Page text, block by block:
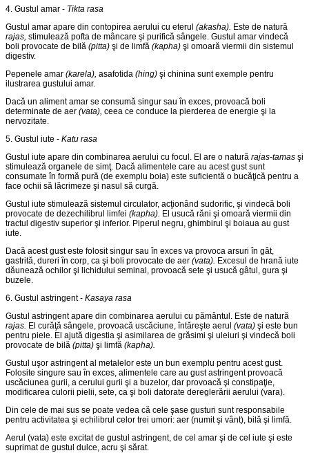
4. Gustul amar - Tikta rasa
Gustul amar apare din contopirea aerului cu eterul (akasha). Este de natură
rajas, stimulează pofta de mâncare şi purifică sân­gele. Gustul amar vindecă
boli provocate de bilă (pitta) şi de limfă (kapha) şi omoară viermii din sistemul
digestiv.
Pepenele amar (karela), asafotida (hing) şi chinina sunt exemple pentru
ilustrarea gustului amar.
Dacă un aliment amar se consumă singur sau în exces, pro­voacă boli
determinate de aer (vata), ceea ce conduce la pierderea de energie şi la
nervozitate.
5. Gustul iute - Katu rasa
Gustul iute apare din combinarea aerului cu focul. El are o natură rajas-tamas şi
stimulează organele de simţ. Dacă alimentele care au acest gust sunt
consumate în formă pură (de exemplu boia) este suficientă o bucăţică pentru a
face ochii să lăcrimeze şi nasul să curgă.
Gustul iute stimulează sistemul circulator, acţionând sudorific, şi vindecă boli
provocate de dezechilibrul limfei (kapha). El usucă răni şi omoară viermii din
tractul digestiv superior şi inferior. Piperul negru, ghimbirul şi boiaua au gust
iute.
Dacă acest gust este folosit singur sau în exces va provoca arsuri în gât,
gastrită, dureri în corp, ca şi boli provocate de aer (vata). Excesul de hrană iute
dăunează ochilor şi lichidului seminal, provoacă sete şi usucă gâtul, gura şi
buzele.
6. Gustul astringent - Kasaya rasa
Gustul astringent apare din combinarea aerului cu pământul. Este de natură
rajas. El curăţă sângele, provoacă uscăciune, întăreşte aerul (vata) şi este bun
pentru piele. El ajută digestia şi asimilarea de grăsimi şi uleiuri şi vindecă boli
provocate de bilă (pitta) şi limfă (kapha).
Gustul uşor astringent al metalelor este un bun exemplu pentru acest gust.
Folosite singure sau în exces, alimentele care au gust astringent provoacă
uscăciunea gurii, a cerului gurii şi a buzelor, dar provoacă şi constipaţie,
modificarea culorii pielii, sete, ca şi boli datorate dereglerării aerului (vara).
Din cele de mai sus se poate vedea că cele şase gusturi sunt responsabile
pentru activitatea şi echilibrul celor trei umori: aer (numit şi vânt), bilă şi limfă.
Aerul (vata) este excitat de gustul astringent, de cel amar şi de cel iute şi este
suprimat de gustul dulce, acru şi sărat.